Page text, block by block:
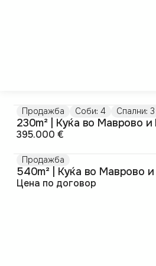
Продажба Соби: 4 Спални: 3
395.000 €
Продажба
Цена по договор